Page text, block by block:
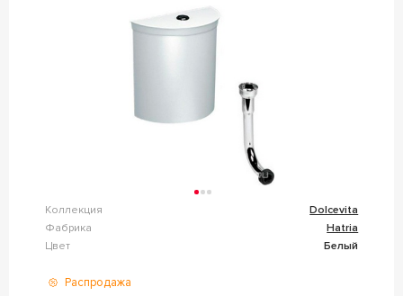
Коллекция
Dolcevita
Фабрика
Hatria
Цвет
Белый
Распродажа